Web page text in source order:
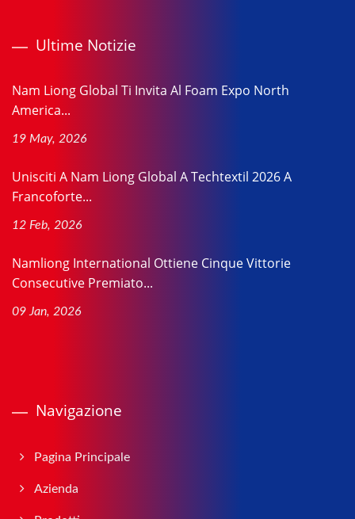
Ultime Notizie
Nam Liong Global Ti Invita Al Foam Expo North
America...
19 May, 2026
Unisciti A Nam Liong Global A Techtextil 2026 A
Francoforte...
12 Feb, 2026
Namliong International Ottiene Cinque Vittorie
Consecutive Premiato...
09 Jan, 2026
Navigazione
Pagina Principale
Azienda